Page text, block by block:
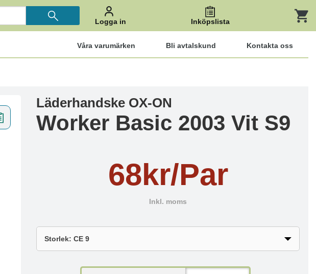
Logga in Inköpslista
Våra varumärken Bli avtalskund Kontakta oss
Läderhandske OX-ON
Worker Basic 2003 Vit S9
68kr/Par
Inkl. moms